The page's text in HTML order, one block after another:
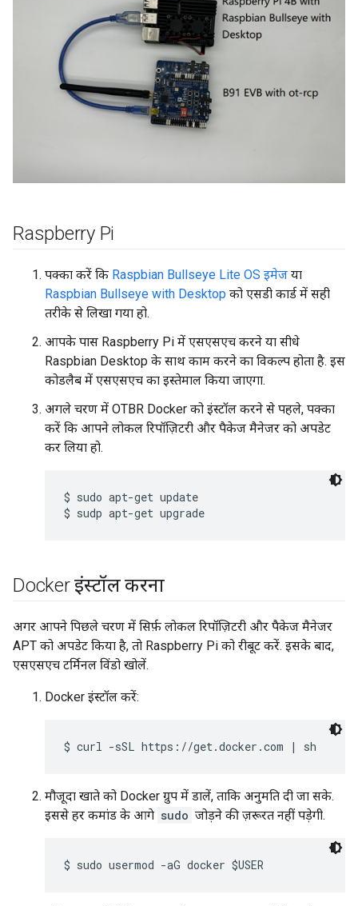
Raspberry Pi
पक्का करें कि Raspbian Bullseye Lite OS इमेज या
Raspbian Bullseye with Desktop को एसडी कार्ड में सही
तरीके से लिखा गया हो.
आपके पास Raspberry Pi में एसएसएच करने या सीधे
Raspbian Desktop के साथ काम करने का विकल्प होता है. इस
कोडलैब में एसएसएच का इस्तेमाल किया जाएगा.
अगले चरण में OTBR Docker को इंस्टॉल करने से पहले, पक्का
करें कि आपने लोकल रिपॉज़िटरी और पैकेज मैनेजर को अपडेट
कर लिया हो.
$ sudo apt-get update
Docker इंस्टॉल करना
अगर आपने पिछले चरण में सिर्फ़ लोकल रिपॉज़िटरी और पैकेज मैनेजर
APT को अपडेट किया है, तो Raspberry Pi को रीबूट करें. इसके बाद,
एसएसएच टर्मिनल विंडो खोलें.
Docker इंस्टॉल करें:
मौजूदा खाते को Docker ग्रुप में डालें, ताकि अनुमति दी जा सके.
इससे हर कमांड के आगे sudo जोड़ने की ज़रूरत नहीं पड़ेगी.